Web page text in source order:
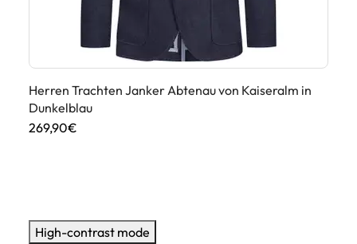
Herren Trachten Janker Abtenau von Kaiseralm in
Dunkelblau
269,90€
High-contrast mode